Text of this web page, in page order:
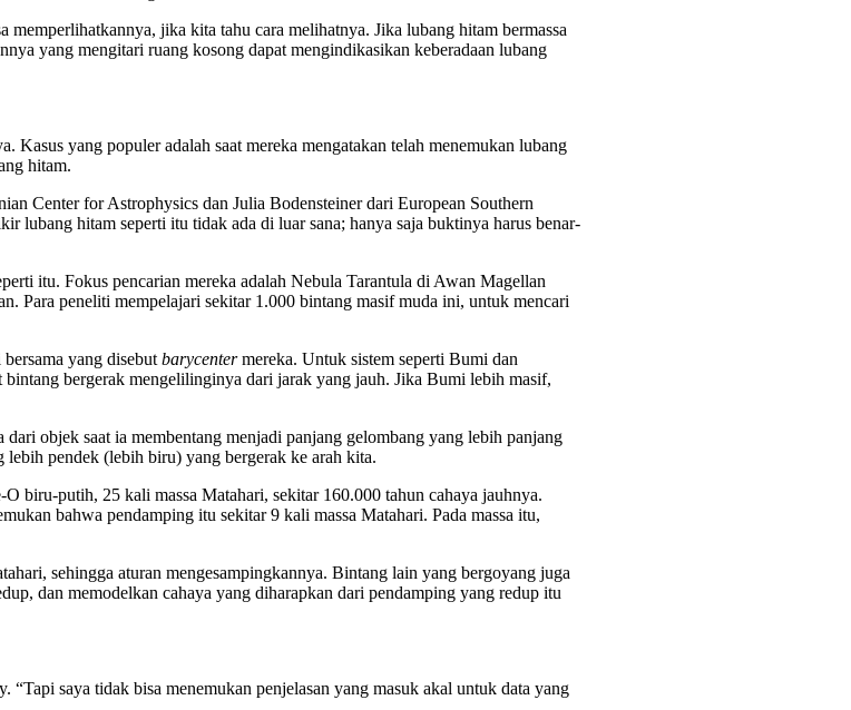
jika kita tahu cara melihatnya. Jika lubang hitam bermassa
yang mengitari ruang kosong dapat mengindikasikan keberadaan lubang
Kasus yang populer adalah saat mereka mengatakan telah menemukan lubang
hitam.
Center for Astrophysics dan Julia Bodensteiner dari European Southern
lubang hitam seperti itu tidak ada di luar sana; hanya saja buktinya harus benar-
itu. Fokus pencarian mereka adalah Nebula Tarantula di Awan Magellan
Para peneliti mempelajari sekitar 1.000 bintang masif muda ini, untuk mencari
yang disebut barycentermereka. Untuk sistem seperti Bumi dan
bergerak mengelilinginya dari jarak yang jauh. Jika Bumi lebih masif,
objek saat ia membentang menjadi panjang gelombang yang lebih panjang
pendek (lebih biru) yang bergerak ke arah kita.
biru-putih, 25 kali massa Matahari, sekitar 160.000 tahun cahaya jauhnya.
bahwa pendamping itu sekitar 9 kali massa Matahari. Pada massa itu,
sehingga aturan mengesampingkannya. Bintang lain yang bergoyang juga
dan memodelkan cahaya yang diharapkan dari pendamping yang redup itu
saya tidak bisa menemukan penjelasan yang masuk akal untuk data yang